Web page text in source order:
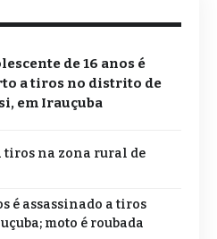
de 16 anos é
a tiros no distrito de
em Irauçuba
tiros na zona rural de
é assassinado a tiros
moto é roubada